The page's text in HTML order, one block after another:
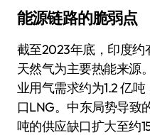
能源链路的脆弱点
截至2023年底，印度约
天然气为主要热能来源
业用气需求约为1.2 亿
口LNG。中东局势导致
吨的供应缺口扩大至约